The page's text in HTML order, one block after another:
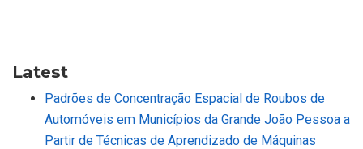
Latest
Padrões de Concentração Espacial de Roubos de
Automóveis em Municípios da Grande João Pessoa a
Partir de Técnicas de Aprendizado de Máquinas